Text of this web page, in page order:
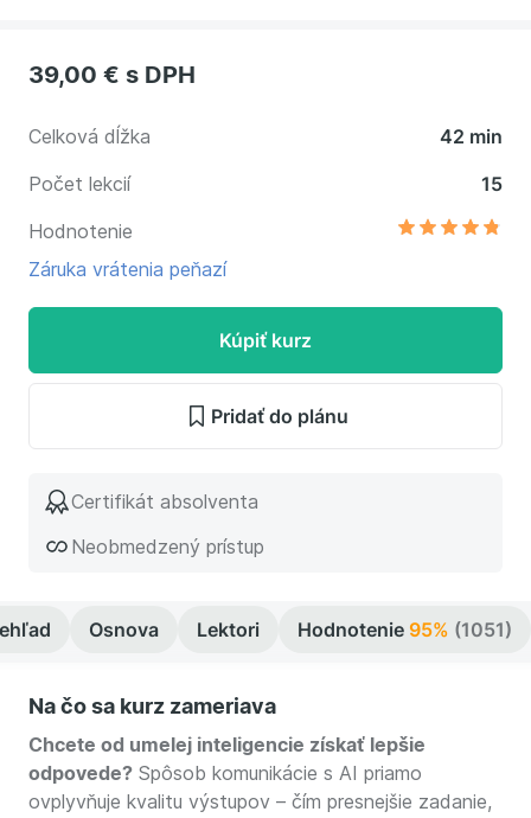
39,00 € s DPH
Celková dĺžka
42 min
Počet lekcií
15
Hodnotenie
Záruka vrátenia peňazí
Kúpiť kurz
Pridať do plánu
Certifikát absolventa
Neobmedzený prístup
Osnova Lektori Hodnotenie 95% (1051)
Na čo sa kurz zameriava
Chcete od umelej inteligencie získať lepšie
odpovede? Spôsob komunikácie s AI priamo
ovplyvňuje kvalitu výstupov – čím presnejšie zadanie,